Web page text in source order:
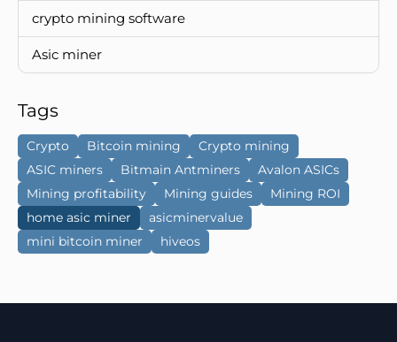
crypto mining software
Asic miner
Tags
Crypto Bitcoin mining
Crypto mining
ASIC miners
Bitmain Antminers
Avalon ASICs
Mining profitability
Mining guides
Mining ROI
home asic miner
asicminervalue
mini bitcoin miner
hiveos